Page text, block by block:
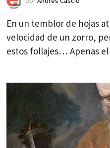
En un temblor de hojas
velocidad de un zorro,
estos follajes… Apenas